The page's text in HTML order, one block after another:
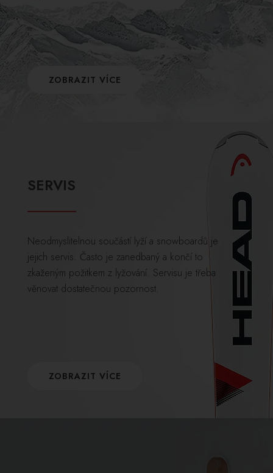
ZOBRAZIT VÍCE
SERVIS
Neodmyslitelnou součástí lyží a snowboardů je
jejich servis. Často je zanedbaný a končí to
zkaženým požitkem z lyžování. Servisu je třeba
věnovat dostatečnou pozornost.
ZOBRAZIT VÍCE